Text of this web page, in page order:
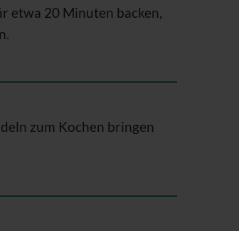
etwa 20 Minuten backen,
zum Kochen bringen